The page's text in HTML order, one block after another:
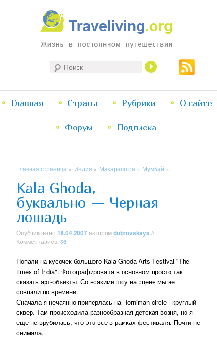
Traveliving
Жизнь в постоянном путешествии
меню
Перейти
к
Перейти
к
Главная Страны Рубрики О сайте
Форум Подписка
Главная страница » Индия » Махараштра » Мумбай »
Kala Ghoda,
буквально — Черная
лошадь
Опубликовано 18.04.2007авторомdubrovskaya //
Комментариев:35
Попали на кусочек большого Kala Ghoda Arts Festival "The
times of India". Фотографировала в основном просто так
сказать арт-объекты. Со всякими шоу на сцене мы не
совпали по времени.
Сначала я нечаянно приперлась на Horniman circle - круглый
сквер. Там происходила разнообразная детская возня, но я
еще не врубилась, что это все в рамках фестиваля. Почти не
снимала.